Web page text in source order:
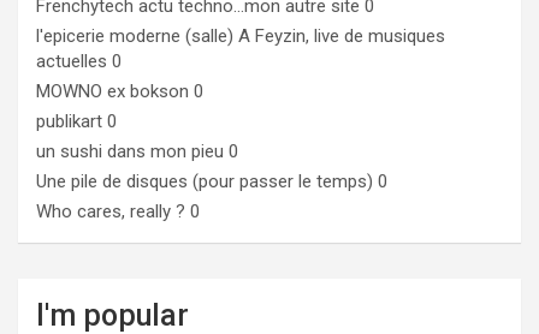
Frenchytech actu techno…mon autre site 0
l'epicerie moderne (salle) A Feyzin, live de musiques
actuelles 0
MOWNO ex bokson 0
publikart 0
un sushi dans mon pieu 0
Une pile de disques (pour passer le temps) 0
Who cares, really ? 0
I'm popular